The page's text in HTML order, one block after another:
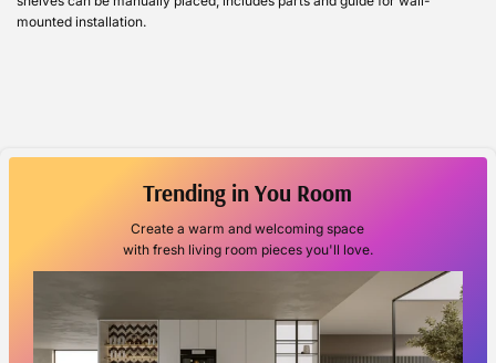
mounted installation.
Trending in You Room
Create a warm and welcoming space
with fresh living room pieces you'll love.